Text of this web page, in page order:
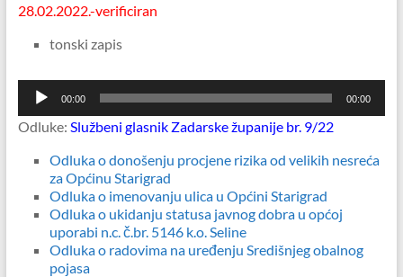
28.02.2022.-verificiran
tonski zapis
Reproduktor
audiozapisa
00:00 00:00
Odluke: Službeni glasnik Zadarske županije br. 9/22
Odluka o donošenju procjene rizika od velikih nesreća
za Općinu Starigrad
Odluka o imenovanju ulica u Općini Starigrad
Odluka o ukidanju statusa javnog dobra u općoj
uporabi n.c. č.br. 5146 k.o. Seline
Odluka o radovima na uređenju Središnjeg obalnog
pojasa